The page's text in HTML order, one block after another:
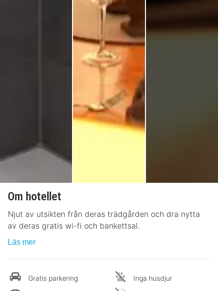
Om hotellet
Njut av utsikten från deras trädgården och dra nytta
av deras gratis wi-fi och bankettsal.
Läs mer
Gratis parkering
Inga husdjur